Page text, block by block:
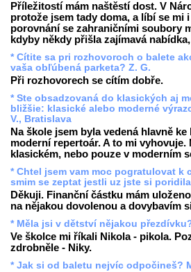
Příležitostí mám naštěstí dost. V
protože jsem tady doma, a líbí se mi
porovnání se zahraničními soubory
kdyby někdy přišla zajímavá
* Cítite sa pri rozhovoroch o balete
vaša obľúbená parketa? Z. G.
Při rozhovorech se cítím dobře.
* Ste obsadzovaná do klasických aj
bližšie: klasické alebo moderné
V., Bratislava
Na škole jsem byla vedená hlavně
moderní repertoár. A to mi
klasickém, nebo pouze v moderním
* Chtel jsem vam moc pogratulovat k
smim se zeptat jestli uz jste si
Děkuji. Finanční částku mám
na nějakou dovolenou a dovybavím
* Měla jsi v dětství nějakou
Ve školce mi říkali Nikola - pikola.
zdrobněle - Niky.
* Jak si od baletu nejvíc odpočineš?